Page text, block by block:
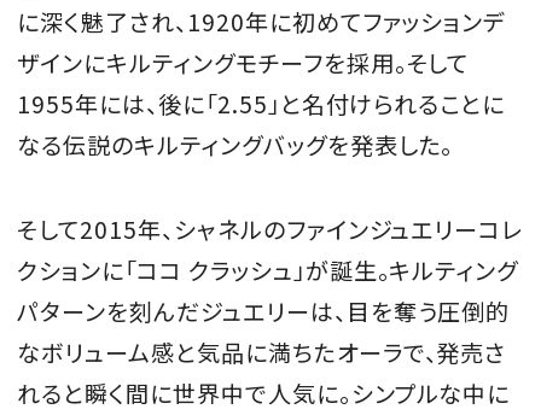
に深く魅了され、1920年に初めてファッションデ
ザインにキルティングモチーフを採用。そして
1955年には、後に「2.55」と名付けられることに
なる伝説のキルティングバッグを発表した。
そして2015年、シャネルのファインジュエリーコレ
クションに「ココ クラッシュ」が誕生。キルティング
パターンを刻んだジュエリーは、目を奪う圧倒的
なボリューム感と気品に満ちたオーラで、発売さ
れると瞬く間に世界中で人気に。シンプルな中に